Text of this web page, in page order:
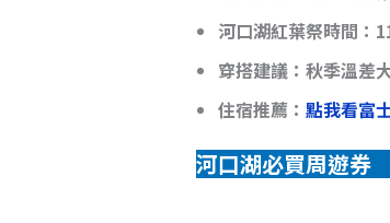
河口湖紅葉祭時間 ：
穿搭建議：秋季溫差
住宿推薦： 點我看富
河口湖必買周遊券